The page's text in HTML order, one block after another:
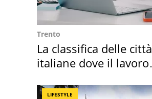
Trento
La classifica delle città
italiane dove il lavoro
LIFESTYLE